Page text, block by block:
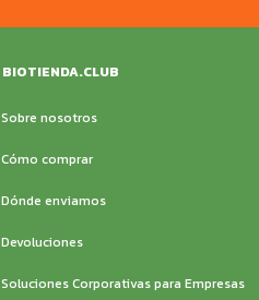
BIOTIENDA.CLUB
Sobre nosotros
Cómo comprar
Dónde enviamos
Devoluciones
Soluciones Corporativas para Empresas